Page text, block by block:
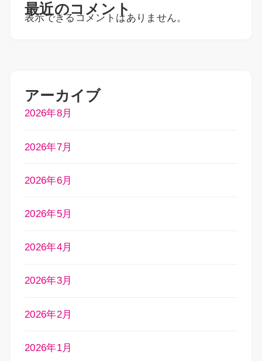
最近のコメント
表示できるコメントはありません。
アーカイブ
2026年8月
2026年7月
2026年6月
2026年5月
2026年4月
2026年3月
2026年2月
2026年1月